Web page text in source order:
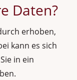
Daten?
erhoben,
kann es sich
in ein